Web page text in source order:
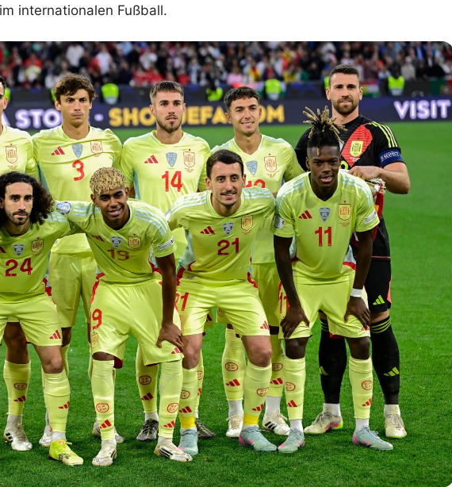
internationalen Fußball.